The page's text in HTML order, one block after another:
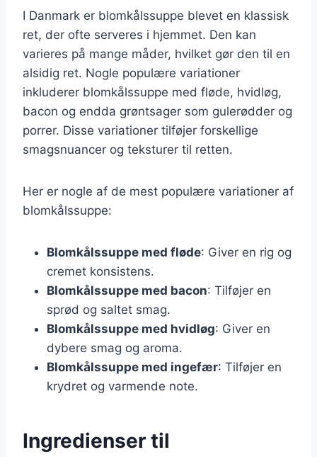
I Danmark er blomkålssuppe blevet en klassisk
ret, der ofte serveres i hjemmet. Den kan
varieres på mange måder, hvilket gør den til en
alsidig ret. Nogle populære variationer
inkluderer blomkålssuppe med fløde, hvidløg,
bacon og endda grøntsager som gulerødder og
porrer. Disse variationer tilføjer forskellige
smagsnuancer og teksturer til retten.
Her er nogle af de mest populære variationer af
blomkålssuppe:
Blomkålssuppe med fløde: Giver en rig og
cremet konsistens.
Blomkålssuppe med bacon: Tilføjer en
sprød og saltet smag.
Blomkålssuppe med hvidløg: Giver en
dybere smag og aroma.
Blomkålssuppe med ingefær: Tilføjer en
krydret og varmende note.
Ingredienser til